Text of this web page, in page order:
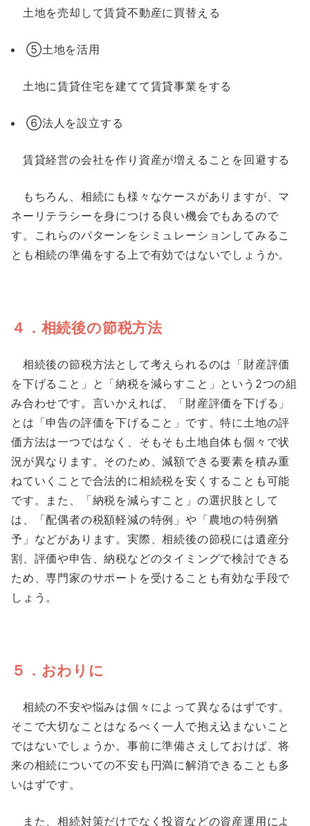
土地を売却して賃貸不動産に買替える
⑤土地を活用
土地に賃貸住宅を建てて賃貸事業をする
⑥法人を設立する
賃貸経営の会社を作り資産が増えることを回避する
もちろん、相続にも様々なケースがありますが、マ
ネーリテラシーを身につける良い機会でもあるので
す。これらのパターンをシミュレーションしてみるこ
とも相続の準備をする上で有効ではないでしょうか。
４．相続後の節税方法
相続後の節税方法として考えられるのは「財産評価
を下げること」と「納税を減らすこと」という2つの組
み合わせです。言いかえれば、「財産評価を下げる」
とは「申告の評価を下げること」です。特に土地の評
価方法は一つではなく、そもそも土地自体も個々で状
況が異なります。そのため、減額できる要素を積み重
ねていくことで合法的に相続税を安くすることも可能
です。また、「納税を減らすこと」の選択肢として
は、「配偶者の税額軽減の特例」や「農地の特例猶
予」などがあります。実際、相続後の節税には遺産分
割、評価や申告、納税などのタイミングで検討できる
ため、専門家のサポートを受けることも有効な手段で
しょう。
５．おわりに
相続の不安や悩みは個々によって異なるはずです。
そこで大切なことはなるべく一人で抱え込まないこと
ではないでしょうか。事前に準備さえしておけば、将
来の相続についての不安も円満に解消できることも多
いはずです。
また、相続対策だけでなく投資などの資産運用によ